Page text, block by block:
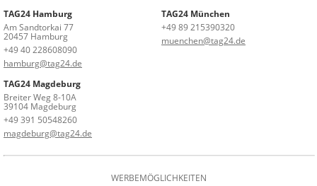
TAG24 Hamburg
Am Sandtorkai 77
20457 Hamburg
+49 40 228608090
hamburg@tag24.de
TAG24 München
+49 89 215390320
muenchen@tag24.de
TAG24 Magdeburg
Breiter Weg 8-10A
39104 Magdeburg
+49 391 50548260
magdeburg@tag24.de
WERBEMÖGLICHKEITEN